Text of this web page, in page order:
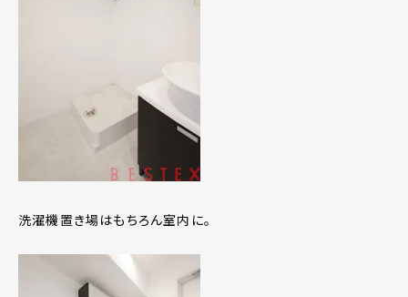
洗濯機置き場はもちろん室内に。